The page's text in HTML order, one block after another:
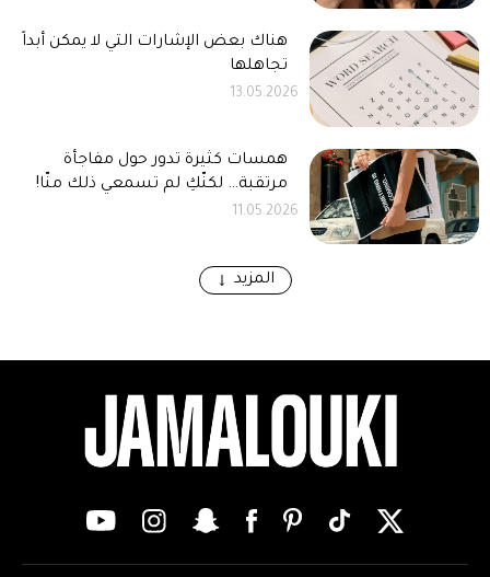
هناك بعض الإشارات التي لا يمكن أبداً
تجاهلها
13.05.2026
همسات كثيرة تدور حول مفاجأة
مرتقبة… لكنّكِ لم تسمعي ذلك منّا!
11.05.2026
المزيد